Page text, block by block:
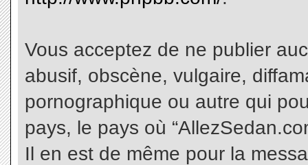
Vous acceptez de ne publier
abusif, obscène, vulgaire,
pornographique ou autre qui
pays, le pays où
Il en est de même pour la